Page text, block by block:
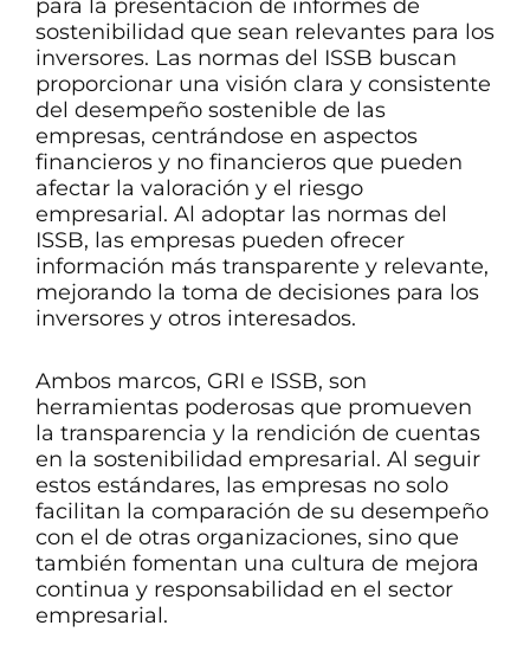
para la presentación de informes de
sostenibilidad que sean relevantes para los
inversores. Las normas del ISSB buscan
proporcionar una visión clara y consistente
del desempeño sostenible de las
empresas, centrándose en aspectos
financieros y no financieros que pueden
afectar la valoración y el riesgo
empresarial. Al adoptar las normas del
ISSB, las empresas pueden ofrecer
información más transparente y relevante,
mejorando la toma de decisiones para los
inversores y otros interesados.
Ambos marcos, GRI e ISSB, son
herramientas poderosas que promueven
la transparencia y la rendición de cuentas
en la sostenibilidad empresarial. Al seguir
estos estándares, las empresas no solo
facilitan la comparación de su desempeño
con el de otras organizaciones, sino que
también fomentan una cultura de mejora
continua y responsabilidad en el sector
empresarial.